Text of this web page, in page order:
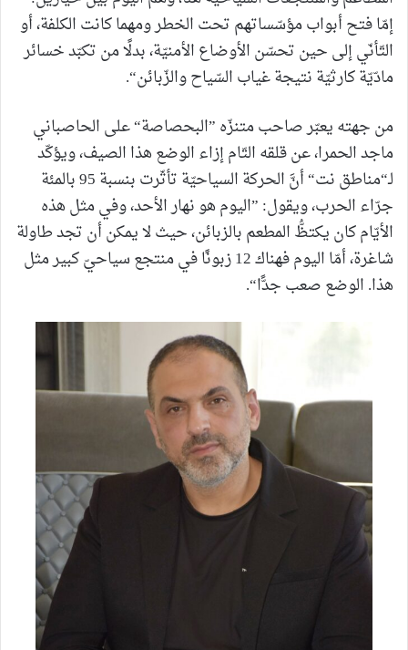
إمّا فتح أبواب مؤسّساتهم تحت الخطر ومهما كانت الكلفة، أو
التّأنّي إلى حين تحسّن الأوضاع الأمنيّة، بدلًا من تكبّد خسائر
مادّيّة كارثيّة نتيجة غياب السّياح والزّبائن“.
من جهته يعبّر صاحب متنزّه ”البحصاصة“ على الحاصباني
ماجد الحمرا، عن قلقه التّام إزاء الوضع هذا الصيف، ويؤكّد
لـ“مناطق نت“ أنَّ الحركة السياحيّة تأثّرت بنسبة 95 بالمئة
جرّاء الحرب، ويقول: ”اليوم هو نهار الأحد، وفي مثل هذه
الأيّام كان يكتظُّ المطعم بالزبائن، حيث لا يمكن أن تجد طاولة
شاغرة، أمّا اليوم فهناك 12 زبونًا في منتجع سياحيّ كبير مثل
هذا. الوضع صعب جدًّا“.